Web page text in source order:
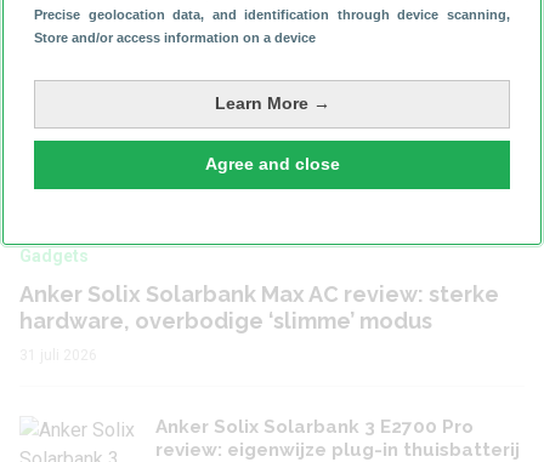
Precise geolocation data, and identification through device scanning,
Store and/or access information on a device
Learn More →
Agree and close
Gadgets
Anker Solix Solarbank Max AC review: sterke
hardware, overbodige ‘slimme’ modus
Anker Solix Solarbank 3 E2700 Pro
review: eigenwijze plug-in thuisbatterij